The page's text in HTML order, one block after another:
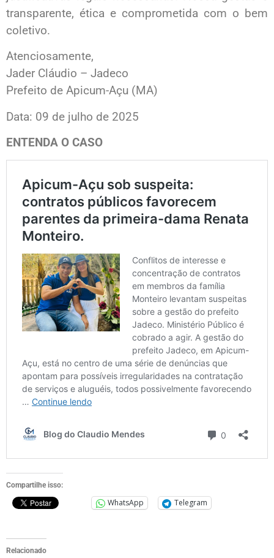
transparente, ética e comprometida com o bem
coletivo.
Atenciosamente,
Jader Cláudio – Jadeco
Prefeito de Apicum-Açu (MA)
Data: 09 de julho de 2025
ENTENDA O CASO
Compartilhe isso:
WhatsApp Telegram
Relacionado